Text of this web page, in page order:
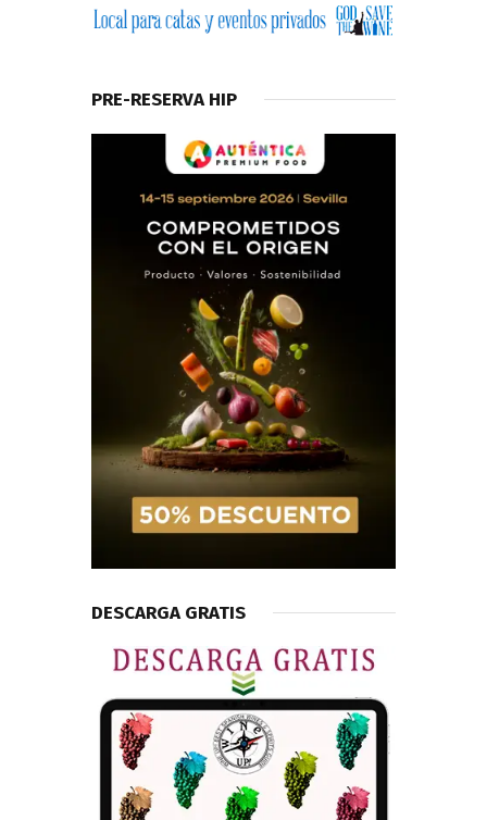
PRE-RESERVA HIP
DESCARGA GRATIS